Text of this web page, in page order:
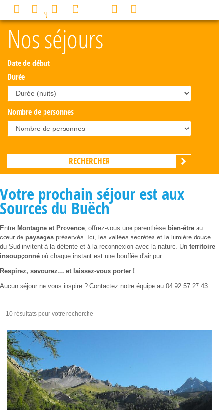
Nos séjours
Date de début
Durée
Nombre de personnes
Votre prochain séjour est aux
Sources du Buëch
Entre Montagne et Provence, offrez-vous une parenthèse bien-être au
cœur de paysages préservés. Ici, les vallées secrètes et la lumière douce
du Sud invitent à la détente et à la reconnexion avec la nature. Un territoire
insoupçonné où chaque instant est une bouffée d'air pur.
Respirez, savourez… et laissez-vous porter !
Aucun séjour ne vous inspire ? Contactez notre équipe au 04 92 57 27 43.
10 résultats pour votre recherche
MENU 0
Panneau de gestion des cookies